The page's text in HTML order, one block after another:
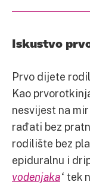
Iskustvo
Prvo dijete
Kao
nesvijest na
rađati bez
rodilište bez
epiduralnu i
vodenjaka“ tek